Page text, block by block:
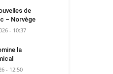
de
– Norvège
- 10:37
la
- 12:50